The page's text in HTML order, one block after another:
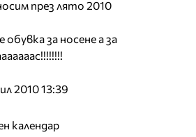
през лято 2010
обувка за носене а за
2010 13:39
календар